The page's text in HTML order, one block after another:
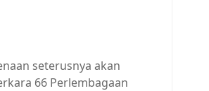
seterusnya akan
66 Perlembagaan